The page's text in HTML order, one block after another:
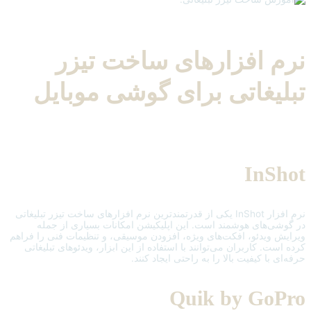
نرم افزارهای ساخت تیزر
تبلیغاتی برای گوشی موبایل
InShot
نرم افزار InShot یکی از قدرتمندترین نرم افزارهای ساخت تیزر تبلیغاتی
در گوشی‌های هوشمند است. این اپلیکیشن امکانات بسیاری از جمله
ویرایش ویدئو، افکت‌های ویژه، افزودن موسیقی، و تنظیمات فنی را فراهم
کرده است. کاربران می‌توانند با استفاده از این ابزار، ویدئوهای تبلیغاتی
حرفه‌ای با کیفیت بالا را به راحتی ایجاد کنند.
Quik by GoPro